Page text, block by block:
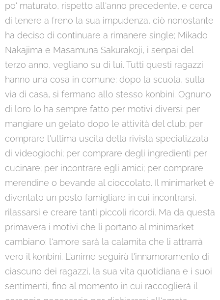
po' maturato, rispetto all'anno precedente, e cerca
di tenere a freno la sua impudenza, ciò nonostante
ha deciso di continuare a rimanere single; Mikado
Nakajima e Masamuna Sakurakoji, i senpai del
terzo anno, vegliano su di lui. Tutti questi ragazzi
hanno una cosa in comune: dopo la scuola, sulla
via di casa, si fermano allo stesso konbini. Ognuno
di loro lo ha sempre fatto per motivi diversi: per
mangiare un gelato dopo le attività del club; per
comprare l'ultima uscita della rivista specializzata
di videogiochi; per comprare degli ingredienti per
cucinare; per incontrare egli amici; per comprare
merendine o bevande al cioccolato. Il minimarket è
diventato un posto famigliare in cui incontrarsi,
rilassarsi e creare tanti piccoli ricordi. Ma da questa
primavera i motivi che li portano al minimarket
cambiano: l'amore sarà la calamita che li attrarrà
vero il konbini. L'anime seguirà l'innamoramento di
ciascuno dei ragazzi, la sua vita quotidiana e i suoi
sentimenti, fino al momento in cui raccoglierà il